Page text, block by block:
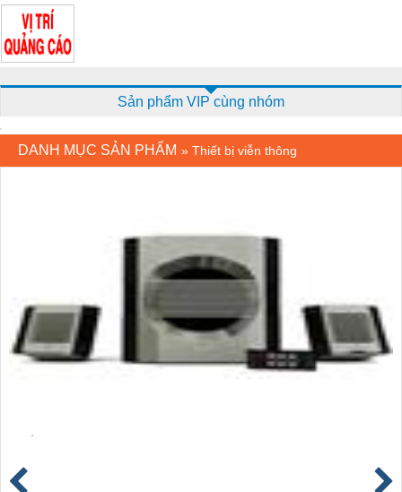
Sản phẩm VIP cùng nhóm
DANH MỤC SẢN PHẨM » Thiết bị viễn thông